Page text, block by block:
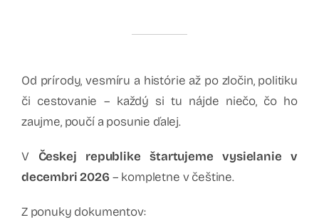
Od prírody, vesmíru a histórie až po zločin, politiku
či cestovanie – každý si tu nájde niečo, čo ho
zaujme, poučí a posunie ďalej.
V Českej republike štartujeme vysielanie v
decembri 2026– kompletne v češtine.
Z ponuky dokumentov: